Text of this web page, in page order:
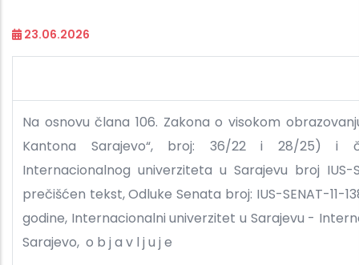
23.06.2026
Na osnovu člana 106. Zakona o visokom
Kantona Sarajevo“, broj: 36/22 i 28/25) i
Internacionalnog univerziteta u Sarajevu broj IUS-
prečišćen tekst, Odluke Senata broj: IUS-SENAT-11-
godine, Internacionalni univerzitet u Sarajevu -
Sarajevo, o b j a v l j u j e